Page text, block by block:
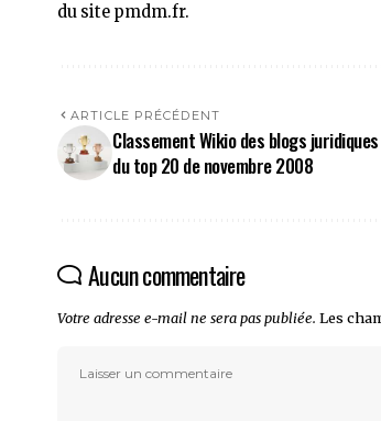
du site pmdm.fr.
ARTICLE PRÉCÉDENT
Classement Wikio des blogs
du top 20 de novembre 2008
Aucun commentaire
Votre adresse e-mail ne sera pas publiée. Les